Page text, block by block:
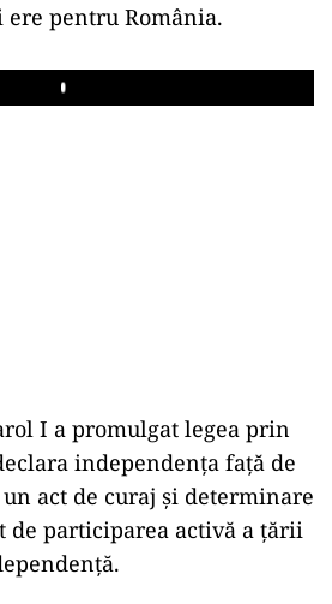
pentru România.
Play
I a promulgat legea prin
independența față de
act de curaj și determinare
de participarea activă a țării